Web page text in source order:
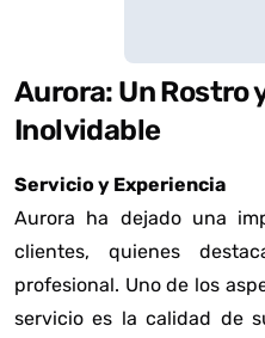
Aurora: Un Rostro
Inolvidable
Servicio y Experiencia
Aurora ha dejado una
clientes, quienes
profesional. Uno de los
servicio es la calidad de